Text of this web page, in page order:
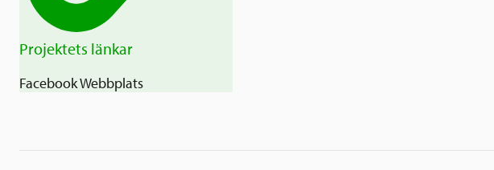
Projektets länkar
FacebookWebbplats